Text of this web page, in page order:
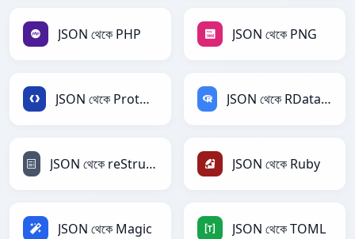
JSON থেকে PHP JSON থেকে PNG
JSON থেকে Protobuf JSON থেকে RDataFrame
JSON থেকে reStructuredText JSON থেকে Ruby
JSON থেকে Magic JSON থেকে TOML